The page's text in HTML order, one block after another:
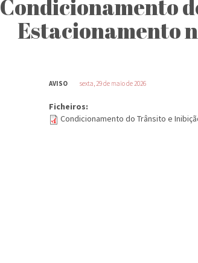
Condicionamento
Estacionamento
AVISO sexta, 29 de maio de 2026
Ficheiros:
Condicionamento do Trânsito e